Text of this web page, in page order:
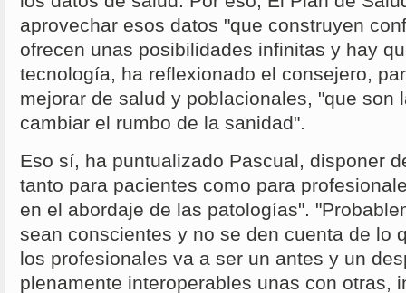
aprovechar esos datos "que construyen
ofrecen unas posibilidades infinitas y hay
tecnología, ha reflexionado el consejero,
mejorar de salud y poblacionales, "que son
cambiar el rumbo de la sanidad".
Eso sí, ha puntualizado Pascual, disponer
tanto para pacientes como para
en el abordaje de las patologías".
sean conscientes y no se den cuenta de lo
los profesionales va a ser un antes y un
plenamente interoperables unas con otras,